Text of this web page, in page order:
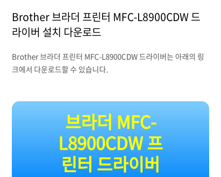
Brother 브라더 프린터 MFC-L8900CDW 드
라이버 설치 다운로드
Brother 브라더 프린터 MFC-L8900CDW 드라이버는 아래의 링
크에서 다운로드할 수 있습니다.
브라더 MFC-
L8900CDW 프
린터 드라이버